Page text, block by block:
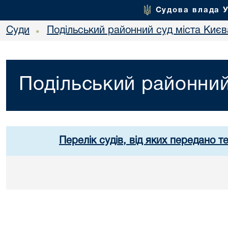
Судова влада
Суди • Подільський районний суд міста
Подільський
Перелік судів, від яких передано